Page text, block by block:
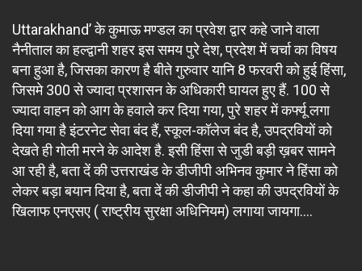
Uttarakhand’ के कुमाऊ मण्डल का प्रवेश द्वार कहे जाने वाला
नैनीताल का हल्द्वानी शहर इस समय पुरे देश, प्रदेश में चर्चा का विषय
बना हुआ है, जिसका कारण है बीते गुरुवार यानि 8 फरवरी को हुई हिंसा,
जिसमे 300 से ज्यादा प्रशासन के अधिकारी घायल हुए हैं. 100 से
ज्यादा वाहन को आग के हवाले कर दिया गया, पुरे शहर में कर्फ्यू लगा
दिया गया है इंटरनेट सेवा बंद हैं, स्कूल-कॉलेज बंद है, उपद्रवियों को
देखते ही गोली मरने के आदेश है. इसी हिंसा से जुडी बड़ी ख़बर सामने
आ रही है, बता दें की उत्तराखंड के डीजीपी अभिनव कुमार ने हिंसा को
लेकर बड़ा बयान दिया है, बता दें की डीजीपी ने कहा की उपद्रवियों के
खिलाफ एनएसए ( राष्ट्रीय सुरक्षा अधिनियम) लगाया जायगा….